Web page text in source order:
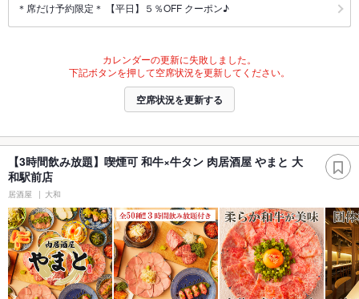
＊席だけ予約限定＊ 【平日】５％OFF クーポン♪
カレンダーの更新に失敗しました。
下記ボタンを押して空席状況を更新してください。
空席状況を更新する
【3時間飲み放題】喫煙可 和牛×牛タン 肉居酒屋 やまと 大
和駅前店
居酒屋 大和